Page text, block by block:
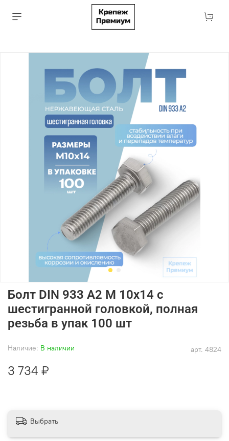
арт. 4824
Наличие: В наличии
Болт DIN 933 А2 M 10х14 с
шестигранной головкой, полная
резьба в упак 100 шт
3 734 ₽
Выбрать